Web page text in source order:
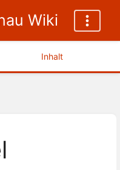
Wiki
Inhalt